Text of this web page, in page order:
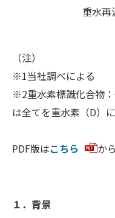
重水再
（注）
※1当社調べによる
※2重水素標識化合物
は全てを重水素（D）
PDF版はこちら か
１．背景